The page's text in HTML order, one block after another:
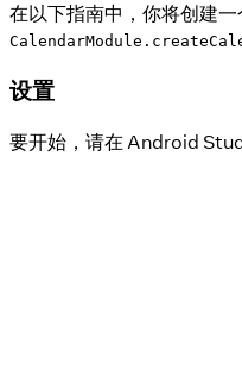
在以下指南中，你将创建一
设置
要开始，请在 Android